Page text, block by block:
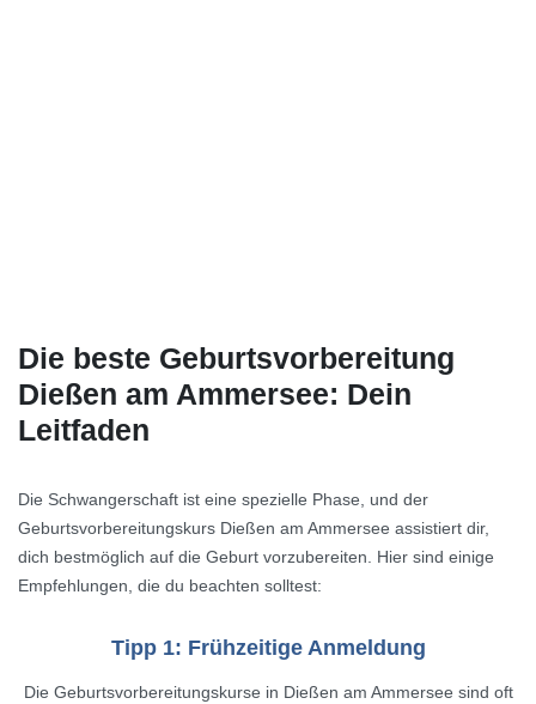
Die beste Geburtsvorbereitung
Dießen am Ammersee: Dein
Leitfaden
Die Schwangerschaft ist eine spezielle Phase, und der
Geburtsvorbereitungskurs Dießen am Ammersee assistiert dir,
dich bestmöglich auf die Geburt vorzubereiten. Hier sind einige
Empfehlungen, die du beachten solltest:
Tipp 1: Frühzeitige Anmeldung
Die Geburtsvorbereitungskurse in Dießen am Ammersee sind oft